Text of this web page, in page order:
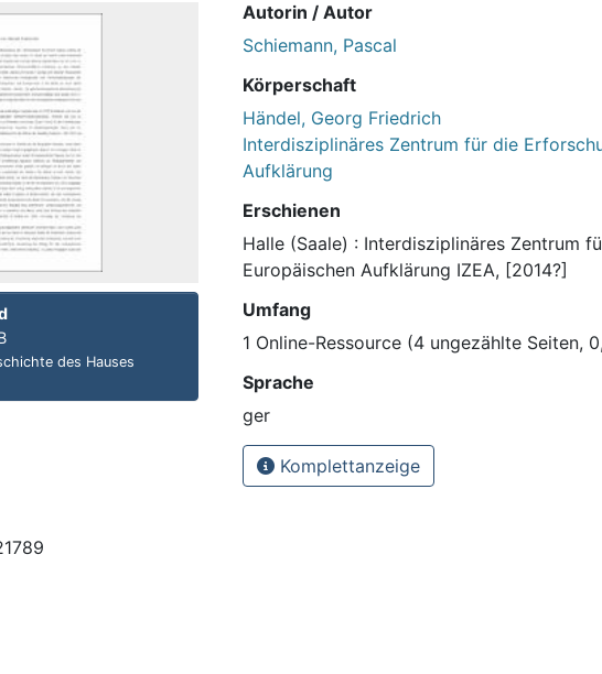
des Hauses
Autorin / Autor
Schiemann, Pascal
Körperschaft
Händel, Georg Friedrich
Interdisziplinäres Zentrum für die
Aufklärung
Erschienen
Halle (Saale) : Interdisziplinäres Zentrum
Europäischen Aufklärung IZEA, [2014?]
Umfang
1 Online-Ressource (4 ungezählte Seiten,
Sprache
ger
Komplettanzeige